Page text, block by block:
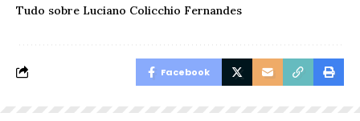
Tudo sobre Luciano Colicchio Fernandes
Facebook